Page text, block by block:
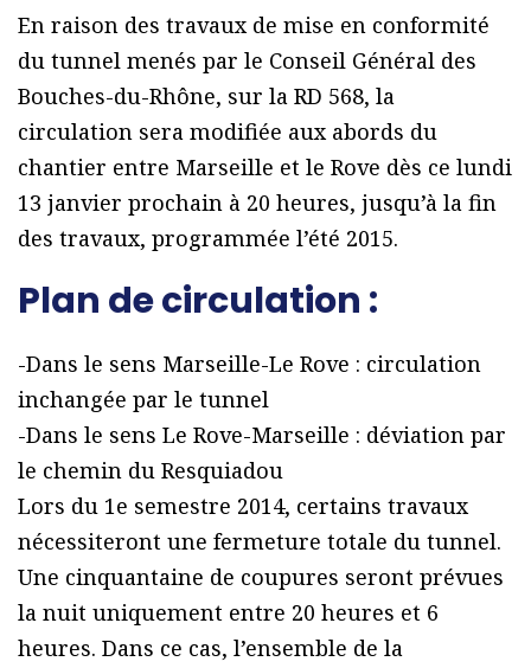
En raison des travaux de mise en conformité
du tunnel menés par le Conseil Général des
Bouches-du-Rhône, sur la RD 568, la
circulation sera modifiée aux abords du
chantier entre Marseille et le Rove dès ce lundi
13 janvier prochain à 20 heures, jusqu’à la fin
des travaux, programmée l’été 2015.
Plan de circulation :
-Dans le sens Marseille-Le Rove : circulation
inchangée par le tunnel
-Dans le sens Le Rove-Marseille : déviation par
le chemin du Resquiadou
Lors du 1e semestre 2014, certains travaux
nécessiteront une fermeture totale du tunnel.
Une cinquantaine de coupures seront prévues
la nuit uniquement entre 20 heures et 6
heures. Dans ce cas, l’ensemble de la